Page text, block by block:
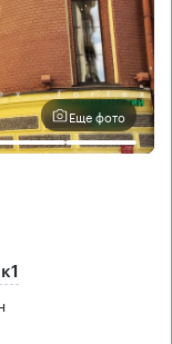
Еще фото